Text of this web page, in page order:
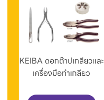
KEIBA ดอกต๊าปเกลียวและ
เครื่องมือทำเกลียว